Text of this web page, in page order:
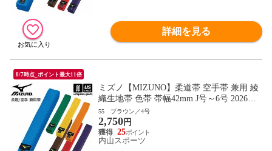
詳細を見る
8/7時点_ポイント最大11倍
ミズノ【MIZUNO】柔道帯 空手帯 兼用 綾
織生地帯 色帯 帯幅42mm J号～6号 2026年
継続モデル【22JV9A18 帯 柔道 空手 空手
道 刺繍加工不可】【翌日配達対象】[自社]
55 ブラウン／4号
2,750円
25
内山スポーツ